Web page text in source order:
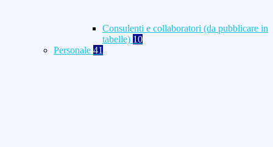
Consulenti e collaboratori (da pubblicare in
tabelle) 10
Personale 41